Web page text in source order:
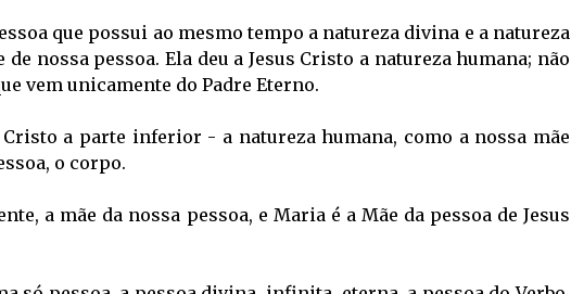
que possui ao mesmo tempo a natureza divina e a natureza
nossa pessoa. Ela deu a Jesus Cristo a natureza humana; não
vem unicamente do Padre Eterno.
Cristo a parte inferior - a natureza humana, como a nossa mãe
o corpo.
a mãe da nossa pessoa, e Maria é a Mãe da pessoa de Jesus